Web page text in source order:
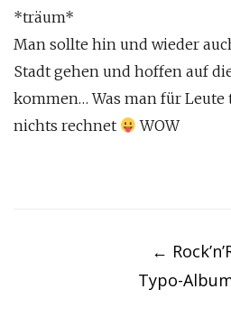
*träum*
Man sollte hin und wieder
Stadt gehen und hoffen auf
kommen… Was man für
nichts rechnet
WOW
←
Typo-